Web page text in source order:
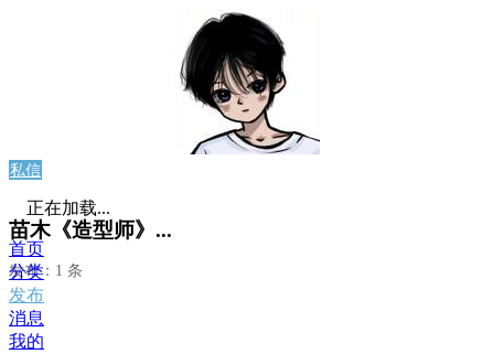
私信
苗木《造型师》...
发布：1 条
正在加载...
首页
分类
发布
消息
我的